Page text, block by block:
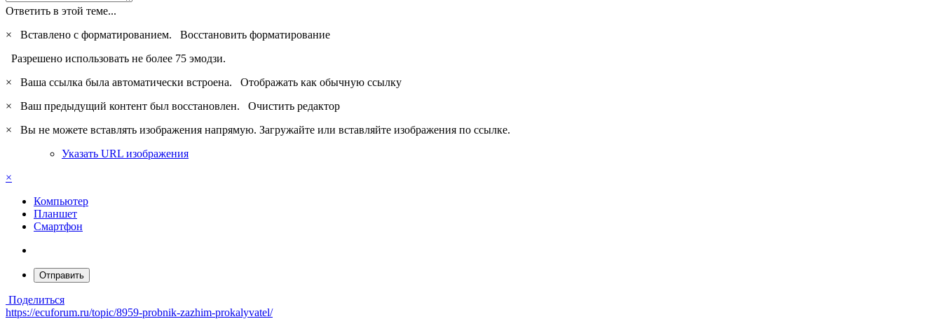
Ответить в этой теме...
×
Вставлено с форматированием. Восстановить форматирование
Разрешено использовать не более 75 эмодзи.
×
Ваша ссылка была автоматически встроена. Отображать как обычную ссылку
×
Ваш предыдущий контент был восстановлен. Очистить редактор
×
Вы не можете вставлять изображения напрямую. Загружайте или вставляйте изображения по ссылке.
Указать URL изображения
×
Компьютер
Планшет
Смартфон
Отправить
Поделиться
https://ecuforum.ru/topic/8959-probnik-zazhim-prokalyvatel/